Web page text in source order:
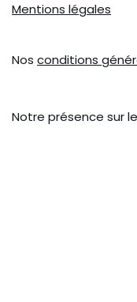
Mentions légales
Nos conditions
Notre présence sur